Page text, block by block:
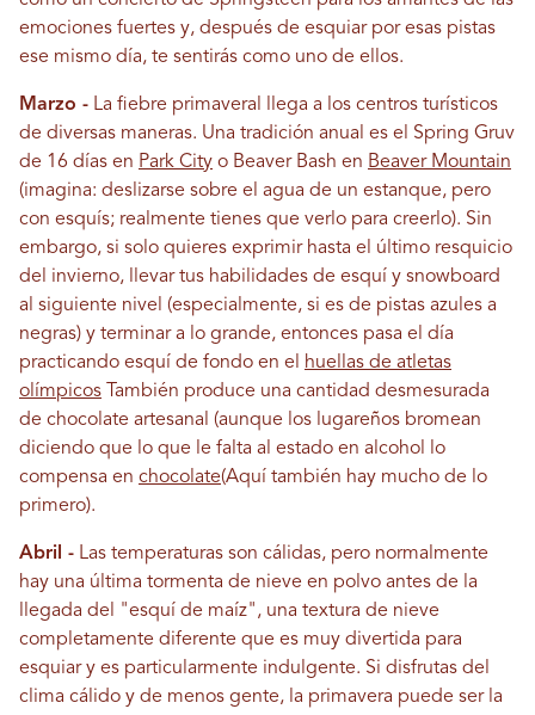
emociones fuertes y, después de esquiar por esas pistas
ese mismo día, te sentirás como uno de ellos.
Marzo - La fiebre primaveral llega a los centros turísticos
de diversas maneras. Una tradición anual es el Spring Gruv
de 16 días en Park City o Beaver Bash en Beaver Mountain
(imagina: deslizarse sobre el agua de un estanque, pero
con esquís; realmente tienes que verlo para creerlo). Sin
embargo, si solo quieres exprimir hasta el último resquicio
del invierno, llevar tus habilidades de esquí y snowboard
al siguiente nivel (especialmente, si es de pistas azules a
negras) y terminar a lo grande, entonces pasa el día
practicando esquí de fondo en el
huellas de atletas
olímpicos También produce una cantidad desmesurada
de chocolate artesanal (aunque los lugareños bromean
diciendo que lo que le falta al estado en alcohol lo
compensa en chocolate(Aquí también hay mucho de lo
primero).
Abril - Las temperaturas son cálidas, pero normalmente
hay una última tormenta de nieve en polvo antes de la
llegada del "esquí de maíz", una textura de nieve
completamente diferente que es muy divertida para
esquiar y es particularmente indulgente. Si disfrutas del
clima cálido y de menos gente, la primavera puede ser la